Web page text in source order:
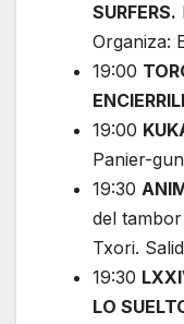
SURFERS.
Organiza:
19:00
19:00
Panier-
19:30
del
Txori.
19:30
LO